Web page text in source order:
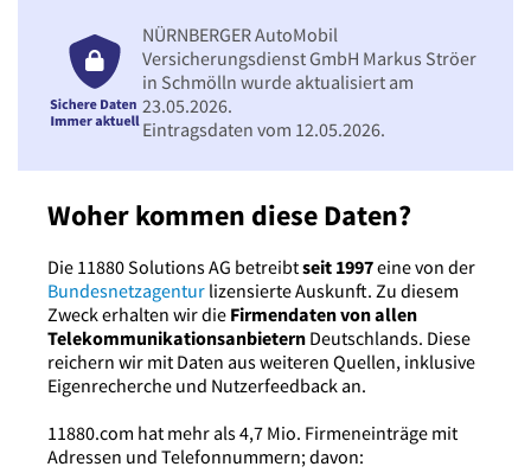
Woher kommen diese Daten?
Die 11880 Solutions AG betreibtseit 1997eine von der
Bundesnetzagentur lizensierte Auskunft. Zu diesem
Zweck erhalten wir die Firmendaten von allen
Telekommunikationsanbietern Deutschlands. Diese
reichern wir mit Daten aus weiteren Quellen, inklusive
Eigenrecherche und Nutzerfeedback an.
11880.com hat mehr als 4,7 Mio. Firmeneinträge mit
Adressen und Telefonnummern; davon:
NÜRNBERGER AutoMobil
Versicherungsdienst GmbH Markus Ströer
in Schmölln wurde aktualisiert am
23.05.2026.
Eintragsdaten vom 12.05.2026.